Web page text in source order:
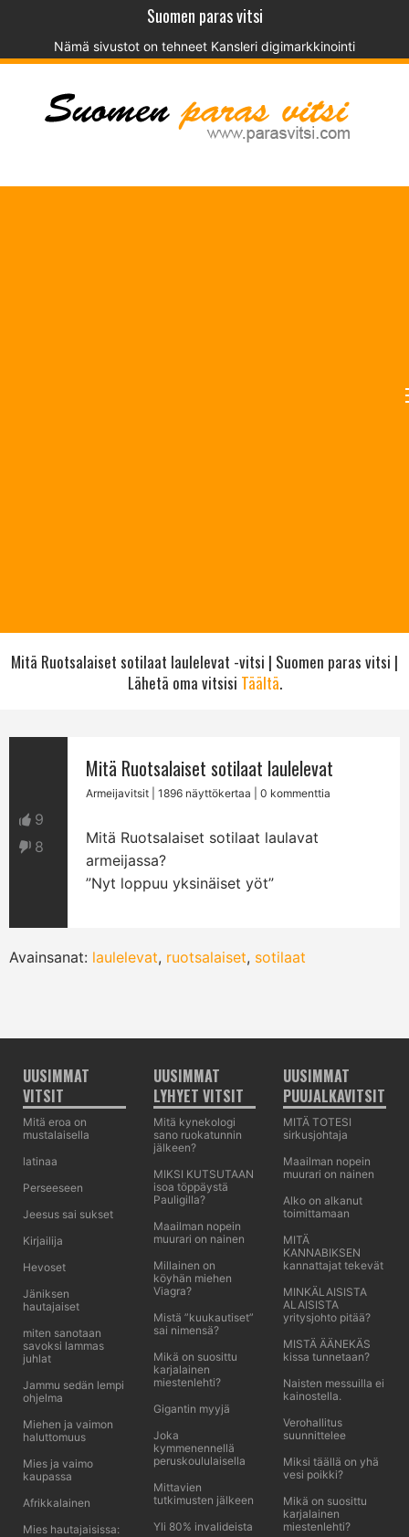
Suomen paras vitsi
Nämä sivustot on tehneet Kansleri digimarkkinointi
Mitä Ruotsalaiset sotilaat laulelevat -vitsi | Suomen paras vitsi |
Lähetä oma vitsisi Täältä.
9
8
Mitä Ruotsalaiset sotilaat laulelevat
Armeijavitsit | 1896 näyttökertaa | 0 kommenttia
Mitä Ruotsalaiset sotilaat laulavat
armeijassa?
”Nyt loppuu yksinäiset yöt”
Avainsanat: laulelevat, ruotsalaiset, sotilaat
UUSIMMAT
VITSIT
Mitä eroa on
mustalaisella
latinaa
Perseeseen
Jeesus sai sukset
Kirjailija
Hevoset
Jäniksen
hautajaiset
miten sanotaan
savoksi lammas
juhlat
Jammu sedän lempi
ohjelma
Miehen ja vaimon
haluttomuus
Mies ja vaimo
kaupassa
Afrikkalainen
Mies hautajaisissa:
UUSIMMAT
LYHYET VITSIT
Mitä kynekologi
sano ruokatunnin
jälkeen?
MIKSI KUTSUTAAN
isoa töppäystä
Pauligilla?
Maailman nopein
muurari on nainen
Millainen on
köyhän miehen
Viagra?
Mistä ”kuukautiset”
sai nimensä?
Mikä on suosittu
karjalainen
miestenlehti?
Gigantin myyjä
Joka
kymmenennellä
peruskoululaisella
Mittavien
tutkimusten jälkeen
Yli 80% invalideista
UUSIMMAT
PUUJALKAVITSIT
MITÄ TOTESI
sirkusjohtaja
Maailman nopein
muurari on nainen
Alko on alkanut
toimittamaan
MITÄ
KANNABIKSEN
kannattajat tekevät
MINKÄLAISISTA
ALAISISTA
yritysjohto pitää?
MISTÄ ÄÄNEKÄS
kissa tunnetaan?
Naisten messuilla ei
kainostella.
Verohallitus
suunnittelee
Miksi täällä on yhä
vesi poikki?
Mikä on suosittu
karjalainen
miestenlehti?